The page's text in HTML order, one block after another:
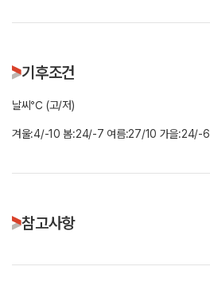
기후조건
날씨℃ (고/저)
겨울:4/-10 봄:24/-7 여름:27/10 가을:24/-6
참고사항